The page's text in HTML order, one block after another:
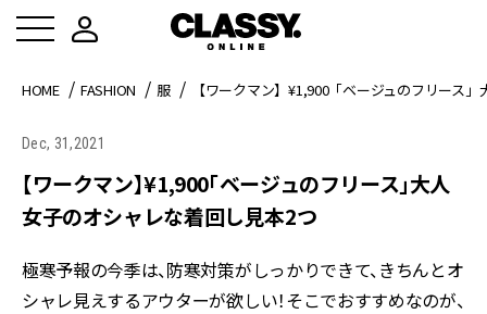
HOME FASHION 服 【ワークマン】¥1,900「ベージュのフリース
Dec, 31,2021
【ワークマン】¥1,900「ベージュのフリース」大人
女子のオシャレな着回し見本2つ
極寒予報の今季は、防寒対策がしっかりできて、きちんとオ
シャレ見えするアウターが欲しい！そこでおすすめなのが、